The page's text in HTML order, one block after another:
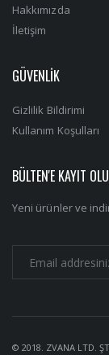
Hakkımızda
İletişim
GÜVENLİK
Gizlilik Bildirimi
Kullanım Koşulları
BÜLTEN'E KAYIT
Yeni ürünler ve
© 2018. ZVANA LTD.